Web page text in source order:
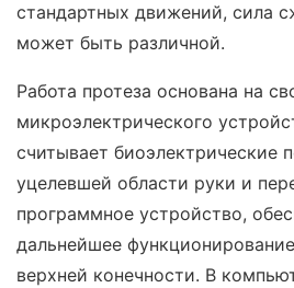
стандартных движений, сила
может быть различной.
Работа протеза основана на
микроэлектрического
считывает биоэлектрические
уцелевшей области руки и
программное устройство,
дальнейшее
верхней конечности. В